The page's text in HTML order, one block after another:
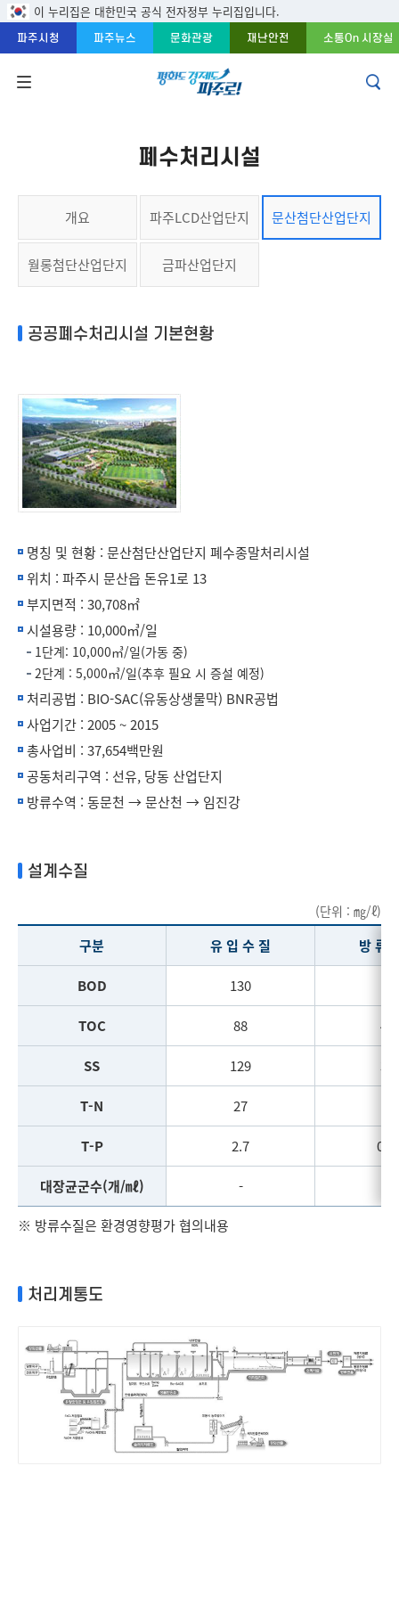
본문 바로가기
주메뉴 바로가기
푸터 바로가기
이 누리집은 대한민국 공식 전자정부 누리집입니다.
파주시청 파주뉴스 문화관광 재난안전 소통On 시장실
폐수처리시설
개요 파주LCD산업단지 문산첨단산업단지
월롱첨단산업단지 금파산업단지
공공폐수처리시설 기본현황
명칭 및 현황 : 문산첨단산업단지 폐수종말처리시설
위치 : 파주시 문산읍 돈유1로 13
부지면적 : 30,708㎡
시설용량 : 10,000㎥/일
1단계: 10,000㎥/일(가동 중)
2단계 : 5,000㎥/일(추후 필요 시 증설 예정)
처리공법 : BIO-SAC(유동상생물막) BNR공법
사업기간 : 2005 ~ 2015
총사업비 : 37,654백만원
공동처리구역 : 선유, 당동 산업단지
방류수역 : 동문천 → 문산천 → 임진강
설계수질
(단위 : ㎎/ℓ)
구분 유 입 수 질 방 류
BOD 130
TOC 88 4.7
SS 129 3.9
T-N 27
T-P 2.7
대장균군수(개/㎖) -
※ 방류수질은 환경영향평가 협의내용
처리계통도